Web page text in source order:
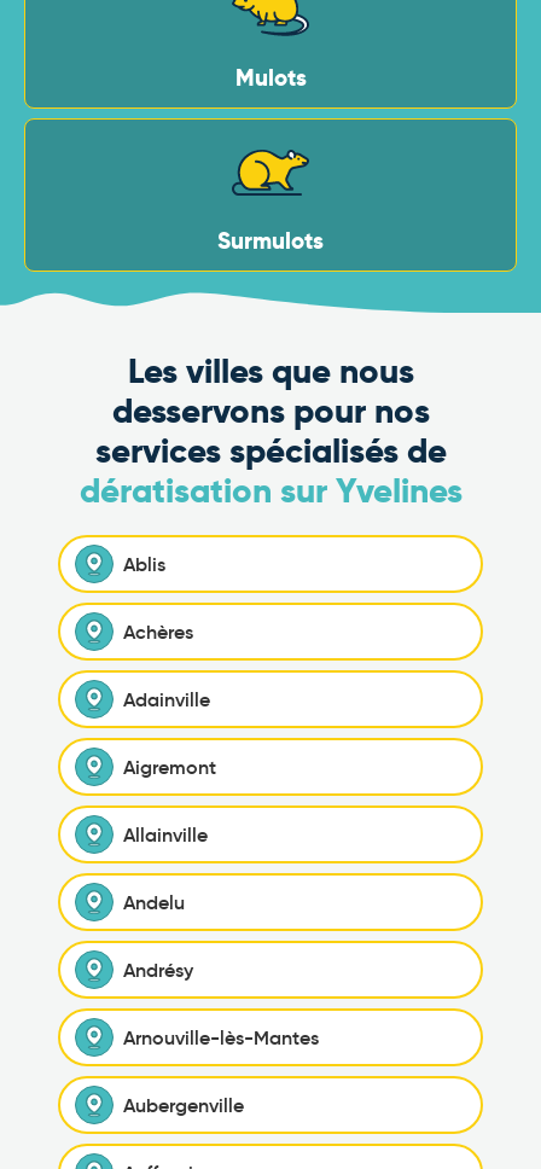
Mulots
Surmulots
Les villes que nous
desservons pour nos
services spécialisés de
dératisation sur Yvelines
Ablis
Achères
Adainville
Aigremont
Allainville
Andelu
Andrésy
Arnouville-lès-Mantes
Aubergenville